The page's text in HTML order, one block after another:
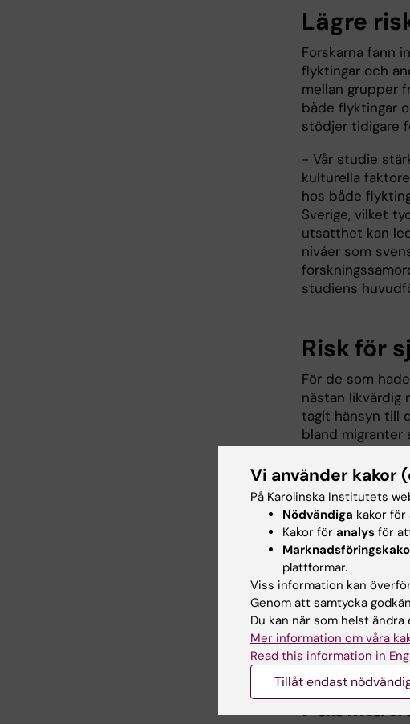
Lägre
Forskarna fann
flyktingar och
mellan grupper
både flyktingar
stödjer tidigare
- Vår studie
kulturella
hos både
Sverige, vilket
utsatthet kan
nivåer som
studiens
Risk för
För de som
nästan likvärdig
tagit hänsyn till
bland migranter
lägre än hos
Forskarna
fått
asylsökande. En
för självmord
Studien
hälsa och
Biomedical
Vi använder kakor
På Karolinska Institutets
Nödvändiga kakor
Kakor för analys för
plattformar.
Viss information kan
Genom att samtycka
Du kan när som helst
Mer information om våra
Read this information in
Tillåt endast